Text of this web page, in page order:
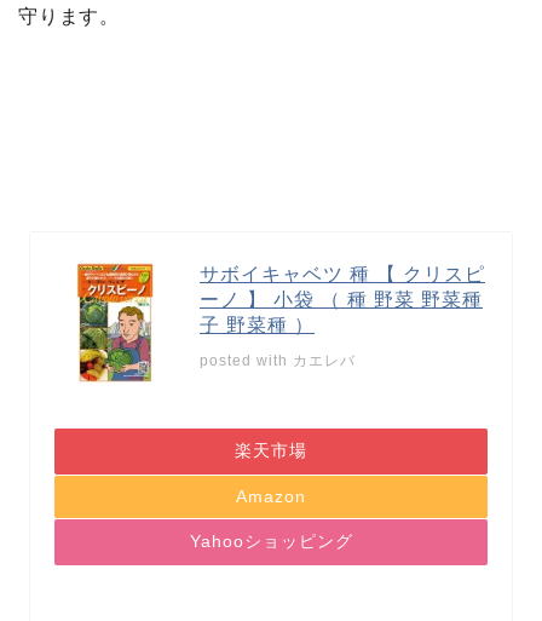
守ります。
サボイキャベツ 種 【 クリスピ
ーノ 】 小袋 （ 種 野菜 野菜種
子 野菜種 ）
posted with カエレバ
楽天市場
Amazon
Yahooショッピング